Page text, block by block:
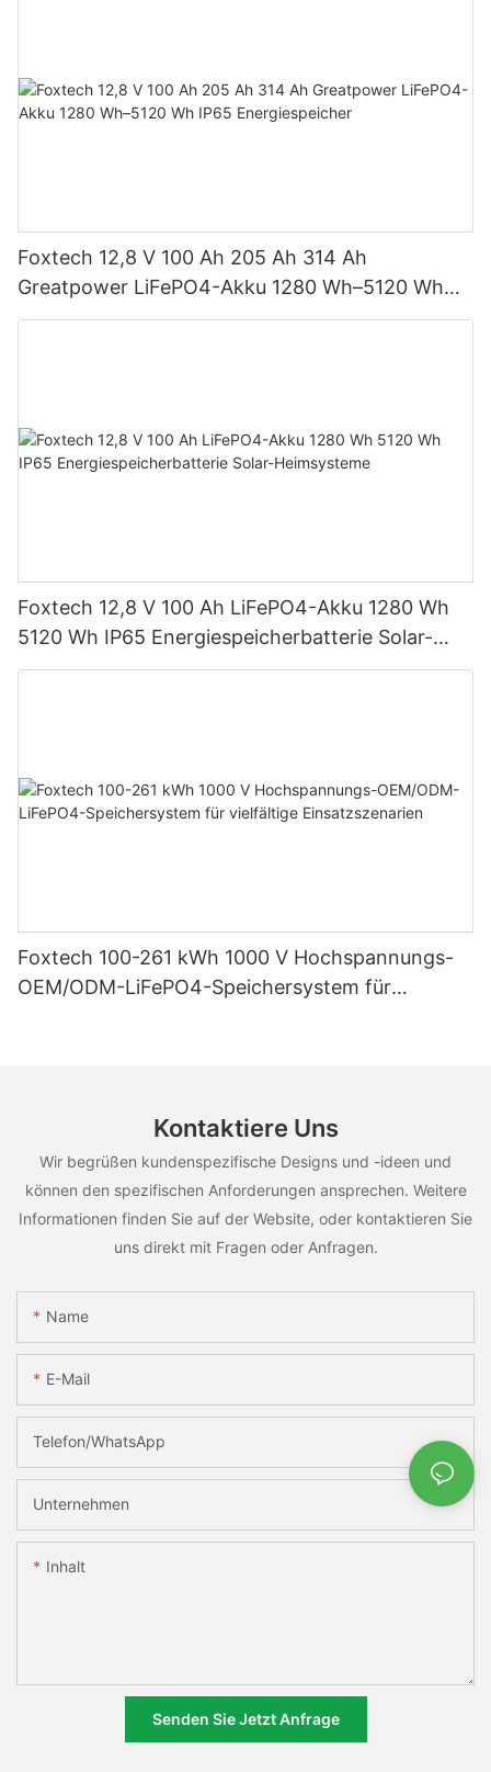
Foxtech 12,8 V 100 Ah 205 Ah 314 Ah
Greatpower LiFePO4-Akku 1280 Wh–5120 Wh
IP65 Energiespeicher
Foxtech 12,8 V 100 Ah LiFePO4-Akku 1280 Wh
5120 Wh IP65 Energiespeicherbatterie Solar-
Heimsysteme
Foxtech 100-261 kWh 1000 V Hochspannungs-
OEM/ODM-LiFePO4-Speichersystem für
Kontaktiere Uns
Wir begrüßen kundenspezifische Designs und -ideen und
können den spezifischen Anforderungen ansprechen. Weitere
Informationen finden Sie auf der Website, oder kontaktieren Sie
uns direkt mit Fragen oder Anfragen.
Name
E-Mail
Telefon/WhatsApp
Unternehmen
Inhalt
Senden Sie Jetzt Anfrage